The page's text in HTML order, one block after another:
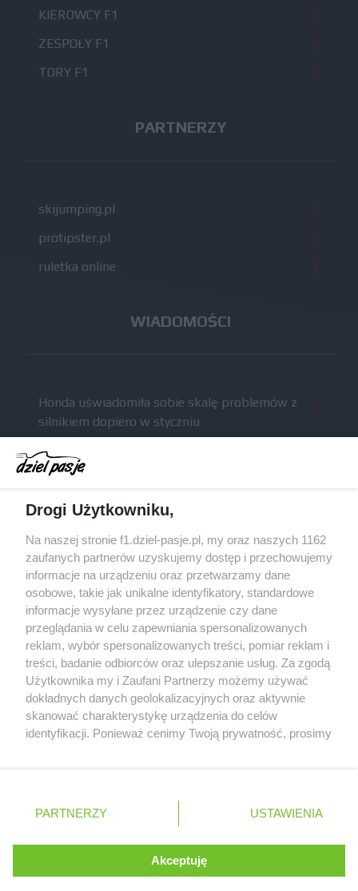
KIEROWCY F1
ZESPOŁY F1
TORY F1
PARTNERZY
skijumping.pl
protipster.pl
ruletka online
WIADOMOŚCI
Honda uświadomiła sobie skalę problemów z
silnikiem dopiero w styczniu
Audi planuje wprowadzić jeszcze cztery duże
pakiety poprawek w 2026 roku
samochodów F1
McCullough opuści Astona Martina z końcem
2026 roku
Poszkodowani kibice z GP Las Vegas 2023
otrzymają częściowy zwrot pieniędzy
Polityka prywatności © 2004 - 2026 GPmedia
Kopiowanie treści bez
zgody autorów zabronione.
powiązana w żaden sposób z grupą przedsiębiorstw Formula
do Formula One Licensing B.V
Serwis internetowy, z którego korzystasz, używa plików
cookies. Są to pliki instalowane w urządzeniach
końcowych osób korzystających z serwisu, w celu
administrowania serwisem, poprawy jakości
Dowiedz się więcej o naszej polityce
ROZUMIEM
Drogi Użytkowniku,
Na naszej stronie f1.dziel-pasje.pl, my oraz naszych 1162
zaufanych partnerów uzyskujemy dostęp i przechowujemy
informacje na urządzeniu oraz przetwarzamy dane
osobowe, takie jak unikalne identyfikatory, standardowe
informacje wysyłane przez urządzenie czy dane
przeglądania w celu zapewniania spersonalizowanych
reklam, wybór spersonalizowanych treści, pomiar reklam i
treści, badanie odbiorców oraz ulepszanie usług. Za zgodą
Użytkownika my i Zaufani Partnerzy możemy używać
dokładnych danych geolokalizacyjnych oraz aktywnie
skanować charakterystykę urządzenia do celów
identyfikacji. Ponieważ cenimy Twoją prywatność, prosimy
prywatności znajdujący się w lewym dolnym rogu strony
. Niektóre rodzaje przetwarzania danych nie wymagają
takiemu przetwarzaniu. Preferencje będą miały
zastosowania tylko na tej witrynie.
PARTNERZY USTAWIENIA
Akceptuję